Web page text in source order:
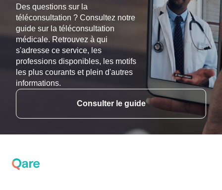
Des questions sur la
téléconsultation ? Consultez notre
guide sur la téléconsultation
médicale. Retrouvez à qui
s'adresse ce service, les
professions disponibles, les motifs
les plus courants et plein d'autres
informations.
Consulter le guide